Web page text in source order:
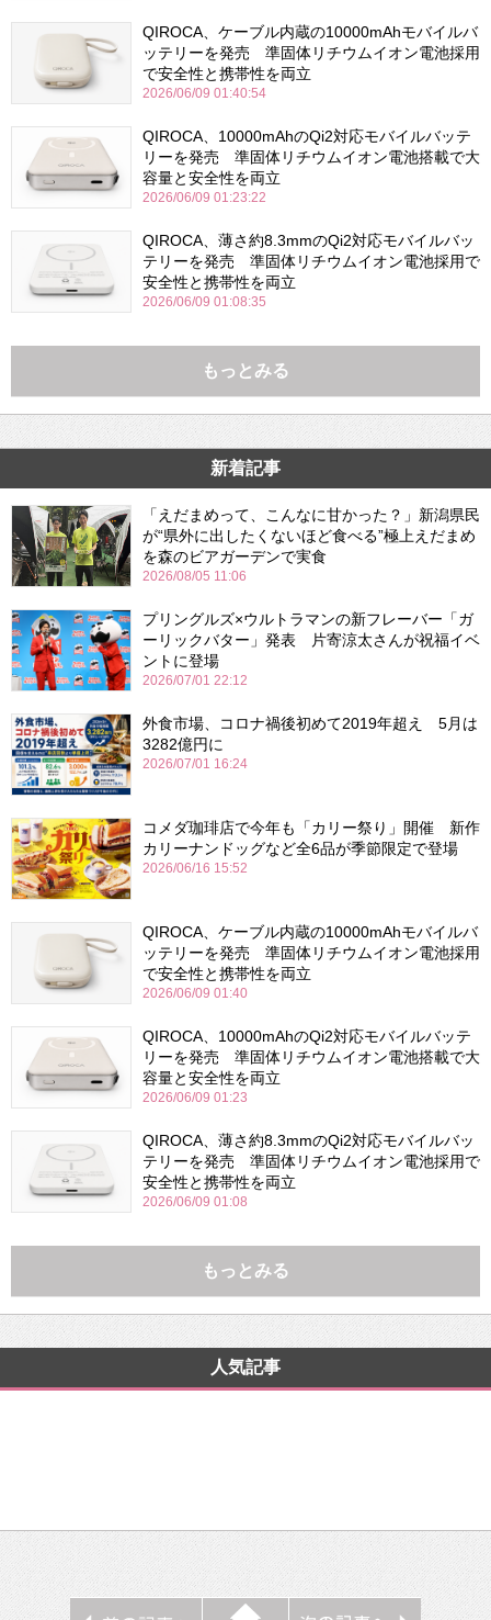
QIROCA、ケーブル内蔵の10000mAhモバイルバ
ッテリーを発売 準固体リチウムイオン電池採用
で安全性と携帯性を両立
2026/06/09 01:40:54
QIROCA、10000mAhのQi2対応モバイルバッテ
リーを発売 準固体リチウムイオン電池搭載で大
容量と安全性を両立
2026/06/09 01:23:22
QIROCA、薄さ約8.3mmのQi2対応モバイルバッ
テリーを発売 準固体リチウムイオン電池採用で
安全性と携帯性を両立
2026/06/09 01:08:35
もっとみる
新着記事
「えだまめって、こんなに甘かった？」新潟県民
が“県外に出したくないほど食べる”極上えだまめ
を森のビアガーデンで実食
2026/08/05 11:06
プリングルズ×ウルトラマンの新フレーバー「ガ
ーリックバター」発表 片寄涼太さんが祝福イベ
ントに登場
2026/07/01 22:12
外食市場、コロナ禍後初めて2019年超え 5月は
3282億円に
2026/07/01 16:24
コメダ珈琲店で今年も「カリー祭り」開催 新作
カリーナンドッグなど全6品が季節限定で登場
2026/06/16 15:52
QIROCA、ケーブル内蔵の10000mAhモバイルバ
ッテリーを発売 準固体リチウムイオン電池採用
で安全性と携帯性を両立
2026/06/09 01:40
QIROCA、10000mAhのQi2対応モバイルバッテ
リーを発売 準固体リチウムイオン電池搭載で大
容量と安全性を両立
2026/06/09 01:23
QIROCA、薄さ約8.3mmのQi2対応モバイルバッ
テリーを発売 準固体リチウムイオン電池採用で
安全性と携帯性を両立
2026/06/09 01:08
もっとみる
人気記事